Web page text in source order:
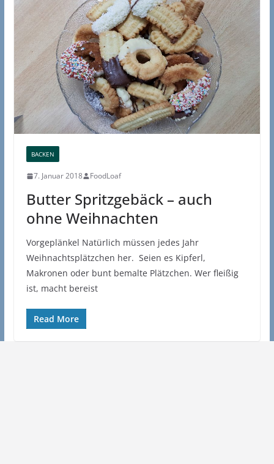
BACKEN
7. Januar 2018 FoodLoaf
Butter Spritzgebäck – auch
ohne Weihnachten
Vorgeplänkel Natürlich müssen jedes Jahr
Weihnachtsplätzchen her. Seien es Kipferl,
Makronen oder bunt bemalte Plätzchen. Wer fleißig
ist, macht bereist
Read More